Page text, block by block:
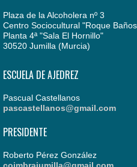
Plaza de la Alcoholera nº 3
Centro Sociocultural "Roque
Planta 4ª "Sala El Hornillo"
30520 Jumilla (Murcia)
ESCUELA DE AJEDREZ
Pascual Castellanos
pascastellanos@gmail.com
PRESIDENTE
Roberto Pérez González
coimbrajumilla@gmail.com